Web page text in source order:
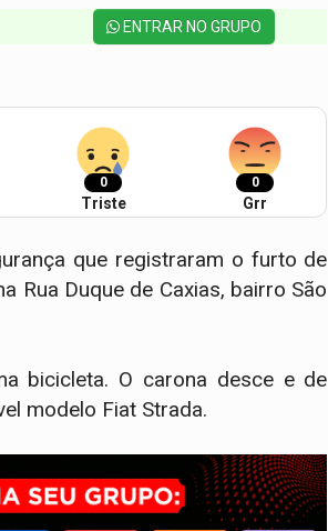
ENTRAR NO GRUPO
0
Triste
0
Grr
que registraram o furto de
Rua Duque de Caxias, bairro São
bicicleta. O carona desce e de
modelo Fiat Strada.